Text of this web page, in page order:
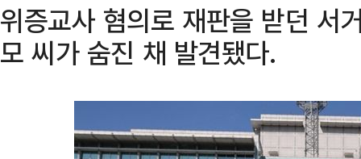
위증교사 혐의로 재판을 받던 서
모 씨가 숨진 채 발견됐다.